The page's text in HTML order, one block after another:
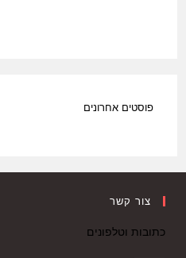
פוסטים אחרונים
צור קשר
כתובות וטלפונים